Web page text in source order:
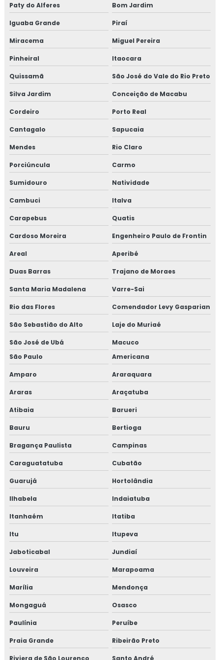
PRESSURIZADAS
REPAROS EM TUBULAÇÕES
EMPRESA DE REPAROS EM TUBULAÇÕES
SERVIÇOS DE MANUTENÇÃO PREDIAL
EMPRESA DE MANUTENÇÃO PREDIAL
EMPRESA DE MANUTENÇÃO PREDIAL RJ
TREINAMENTO NR10 ONLINE
TESTE HIDROSTÁTICO NR13
TESTE HIDROSTATICO VASO DE PRESSÃO
TESTE HIDROSTÁTICO EM MANGUEIRAS
TESTE HIDROSTÁTICO COMPRESSOR DE AR
NR13 TESTE HIDROSTATICO
TESTE HIDROSTÁTICO TUBULAÇÃO
TESTE DE PRESSÃO HIDROSTÁTICA
TESTE HIDROSTATICO EM TUBULAÇÃO DE
TESTE HIDROSTÁTICO EM CALDEIRAS
TESTE HIDROSTÁTICO EM TUBULAÇÕES DE ÁGUA
LAUDO DE ESTANQUEIDADE
TESTE DE ESTANQUEIDADE ÁGUA
TESTE DE ESTANQUEIDADE EM TANQUES
TESTE DE VAZAMENTO DE GÁS
TESTE DE ESTANQUEIDADE EM TUBULAÇÃO DE
GÁS
EMPRESAS QUE FAZEM TESTE DE ESTANQUEIDADE
INSPEÇÃO DE ESTANQUEIDADE
NR 10 CURSO
CURSO NR 10 ONLINE
CURSO NR 10 EAD
TREINAMENTO DE NR 10
TREINAMENTO NR10 BÁSICO
CURSO NR 10 PRESENCIAL
Paty do Alferes Bom Jardim
Iguaba Grande Piraí
Miracema Miguel Pereira
Pinheiral Itaocara
Quissamã São José do Vale do Rio Preto
Silva Jardim Conceição de Macabu
Cordeiro Porto Real
Cantagalo Sapucaia
Mendes Rio Claro
Porciúncula Carmo
Sumidouro Natividade
Cambuci Italva
Carapebus Quatis
Cardoso Moreira Engenheiro Paulo de Frontin
Areal Aperibé
Duas Barras Trajano de Moraes
Santa Maria Madalena Varre-Sai
Rio das Flores Comendador Levy Gasparian
São Sebastião do Alto Laje do Muriaé
São José de Ubá
Macuco
São Paulo
Americana
Amparo Araraquara
Araras Araçatuba
Atibaia Barueri
Bauru Bertioga
Bragança Paulista Campinas
Caraguatatuba Cubatão
Guarujá Hortolândia
Ilhabela Indaiatuba
Itanhaém Itatiba
Itu Itupeva
Jaboticabal Jundiaí
Louveira Marapoama
Marília Mendonça
Mongaguá Osasco
Paulínia Peruíbe
Praia Grande Ribeirão Preto
Riviera de São Lourenço Santo André